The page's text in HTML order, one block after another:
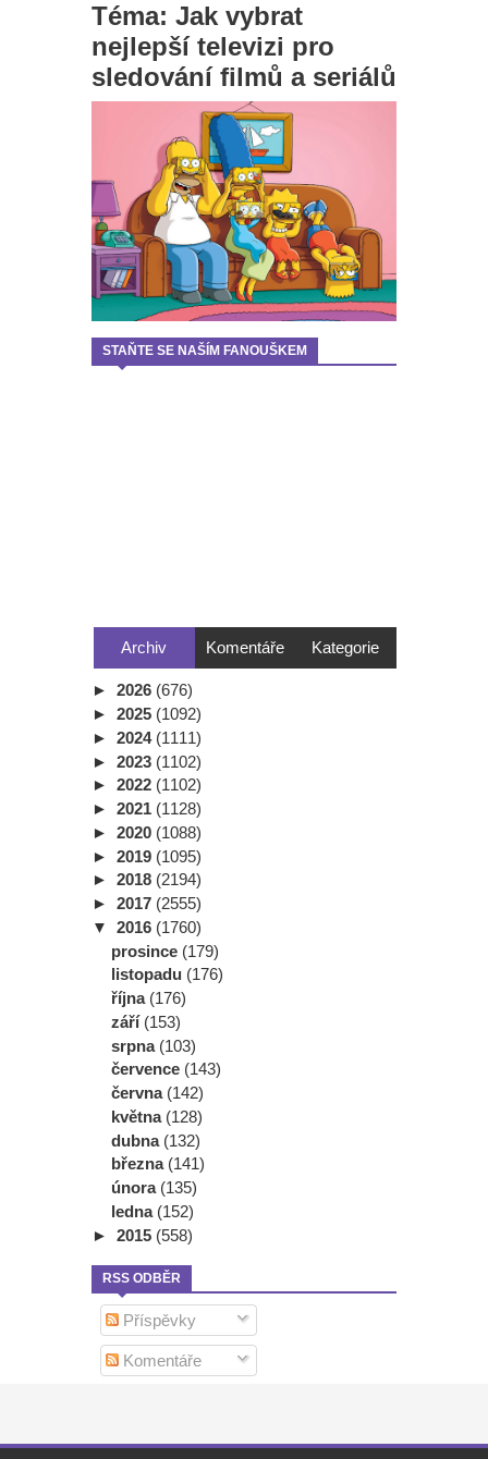
Téma: Jak vybrat
nejlepší televizi pro
sledování filmů a seriálů
STAŇTE SE NAŠÍM FANOUŠKEM
Archiv Komentáře Kategorie
► 2026 (676)
► 2025 (1092)
► 2024 (1111)
► 2023 (1102)
► 2022 (1102)
► 2021 (1128)
► 2020 (1088)
► 2019 (1095)
► 2018 (2194)
► 2017 (2555)
▼ 2016 (1760)
prosince (179)
listopadu (176)
října (176)
září (153)
srpna (103)
července (143)
června (142)
května (128)
dubna (132)
března (141)
února (135)
ledna (152)
► 2015 (558)
RSS ODBĚR
Příspěvky
Komentáře